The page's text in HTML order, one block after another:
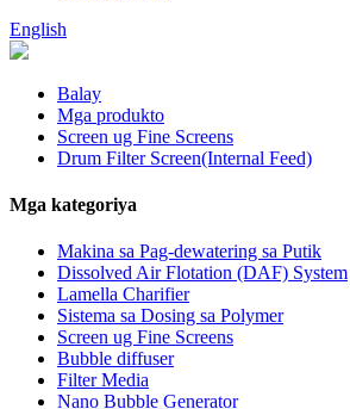
English
Balay
Mga produkto
Screen ug Fine Screens
Drum Filter Screen(Internal Feed)
Mga kategoriya
Makina sa Pag-dewatering sa Putik
Dissolved Air Flotation (DAF) System
Lamella Charifier
Sistema sa Dosing sa Polymer
Screen ug Fine Screens
Bubble diffuser
Filter Media
Nano Bubble Generator